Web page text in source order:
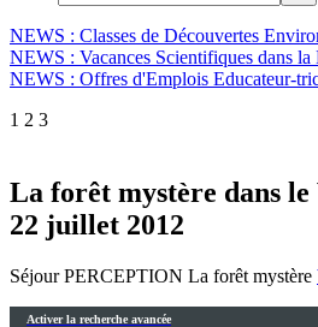
NEWS : Classes de Découvertes
NEWS : Vacances Scientifiques dans la
NEWS : Offres d'Emplois Educateur-
1 2 3
La forêt mystère dans le
22 juillet 2012
Séjour PERCEPTION La forêt mystère
Activer la recherche avancée